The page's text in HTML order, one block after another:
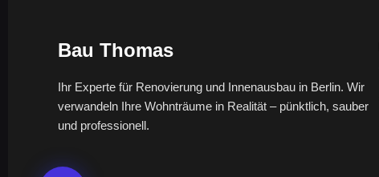
Bau Thomas
Ihr Experte für Renovierung und Innenausbau in Berlin. Wir
verwandeln Ihre Wohnträume in Realität – pünktlich, sauber
und professionell.